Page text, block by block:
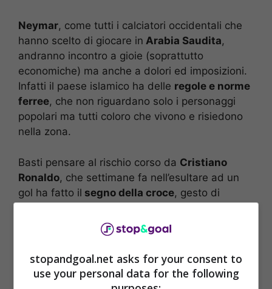
Neymar, come tutti i calciatori occidentali che
hanno scelto di giocare in Arabia Saudita,
andranno incontro a gioie (soprattutto
economiche) ma anche a dolori ed imposizioni.
Infatti il paese islamico ha delle regole e norme
ferree, che non riguardano solo i personaggi
popolari ma tutti coloro che vivono e risiedono
nella zona.
Basti pensare al rischio corso da Cristiano
Ronaldo, che settimane fa nell’esultare ad un
gol ha fatto il segno della croce, gesto di
paese di netta matrice mussulmana. CR7 se l’è
cavata con una reprimenda, ma il rischio di altre
sanzioni è molto alto.
stopandgoal.net asks for your consent to
use your personal data for the following